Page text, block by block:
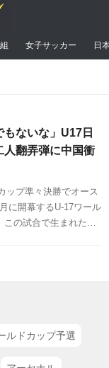
女子サッカー 日
ないな」U17日
人翻弄弾に中国衝
ップ準々決勝でオース
に開幕するU-17ワール
この試合で生まれた高
ルドカップ予選